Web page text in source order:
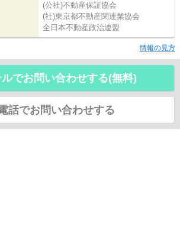
(公社)不動産保証協会
(社)東京都不動産関連業協会
全日本不動産政治連盟
情報の見方
でお問い合わせする(無料)
話でお問い合わせする